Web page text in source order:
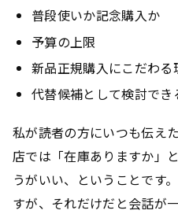
普段使いか記念購入か
予算の上限
新品正規購入にこだわる
代替候補として検討でき
私が読者の方にいつも伝え
店では「在庫ありますか」
うがいい、ということです
すが、それだけだと会話が